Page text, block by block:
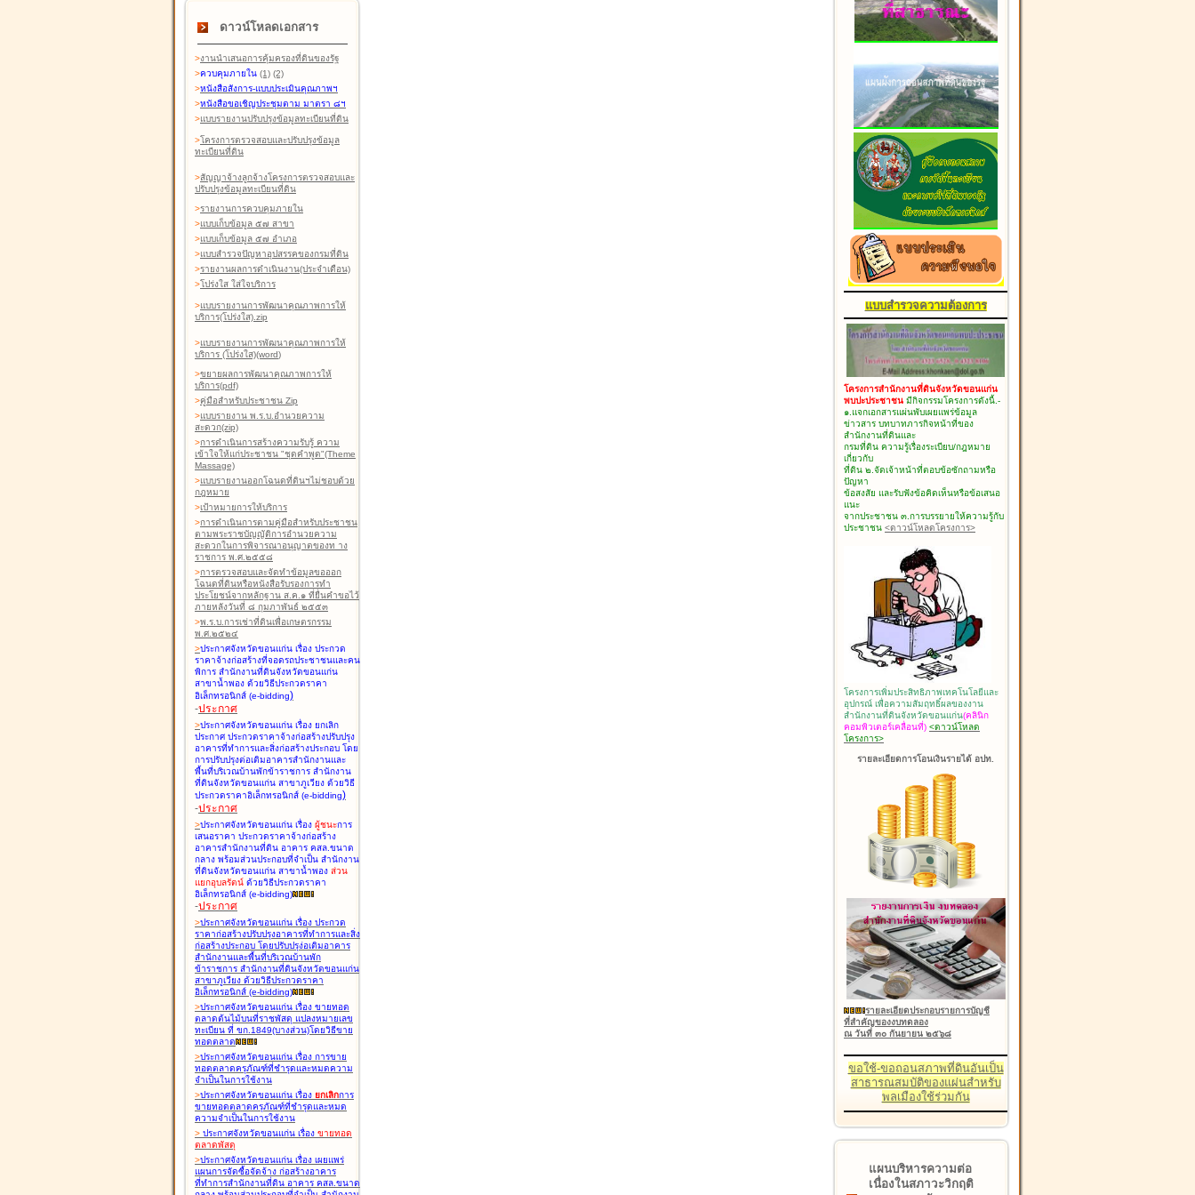
ดาวน์โหลดเอกสาร
>งานนำเสนอการคุ้มครองที่ดินของรัฐ
>ควบคุมภายใน (1) (2)
>หนังสือสังการ-แบบประเมินคุณภาพฯ
>หนังสือขอเชิญประชุมตาม มาตรา ๘ฯ
>แบบรายงานปรับปรุงข้อมูลทะเบียนที่ดิน
>โครงการตรวจสอบและปรับปรุงข้อมูล
ทะเบียนที่ดิน
>สัญญาจ้างลูกจ้างโครงการตรวจสอบและ
ปรับปรุงข้อมูลทะเบียนที่ดิน
>รายงานการควบคุมภายใน
>แบบเก็บข้อมูล ๕๗ สาขา
>แบบเก็บข้อมูล ๕๗ อำเภอ
>แบบสำรวจปัญหาอุปสรรคของกรมที่ดิน
>รายงานผลการดำเนินงาน(ประจำเดือน)
>โปร่งใส ใส่ใจบริการ
>แบบรายงานการพัฒนาคุณภาพการให้
บริการ(โปร่งใส).zip
>แบบรายงานการพัฒนาคุณภาพการให้
บริการ (โปร่งใส)(word)
>ขยายผลการพัฒนาคุณภาพการให้
บริการ(pdf)
>คู่มือสำหรับประชาชน Zip
>แบบรายงาน พ.ร.บ.อำนวยความ
สะดวก(zip)
>การดำเนินการสร้างความรับรู้ ความ
เข้าใจให้แก่ประชาชน "ชุดคำพูด"(Theme
Massage)
>แบบรายงานออกโฉนดที่ดินฯไม่ชอบด้วย
กฎหมาย
>เป้าหมายการให้บริการ
>การดำเนินการตามคู่มือสำหรับประชาชน
ตามพระราชบัญญัติการอำนวยความ
สะดวกในการพิจารณาอนุญาตของท าง
ราชการ พ.ศ.๒๕๕๘
>การตรวจสอบและจัดทำข้อมูลขอออก
โฉนดที่ดินหรือหนังสือรับรองการทำ
ประโยชน์จากหลักฐาน ส.ค.๑ ที่ยื่นคำขอไว้
ภายหลังวันที่ ๘ กุมภาพันธ์ ๒๕๕๓
>พ.ร.บ.การเช่าที่ดินเพื่อเกษตรกรรม
พ.ศ.๒๕๒๔
>ประกาศจังหวัดขอนแก่น เรื่อง ประกวด
ราคาจ้างก่อสร้างที่จอดรถประชาชนและคน
พิการ สำนักงานที่ดินจังหวัดขอนแก่น
สาขาน้ำพอง ด้วยวิธีประกวดราคา
อิเล็กทรอนิกส์ (e-bidding)
-ประกาศ
>ประกาศจังหวัดขอนแก่น เรื่อง ยกเลิก
ประกาศ ประกวดราคาจ้างก่อสร้างปรับปรุง
อาคารที่ทำการและสิ่งก่อสร้างประกอบ โดย
การปรับปรุงต่อเติมอาคารสำนักงานและ
พื้นที่บริเวณบ้านพักข้าราชการ สำนักงาน
ที่ดินจังหวัดขอนแก่น สาขาภูเวียง ด้วยวิธี
ประกวดราคาอิเล็กทรอนิกส์ (e-bidding)
-ประกาศ
>ประกาศจังหวัดขอนแก่น เรื่อง ผู้ชนะการ
เสนอราคา ประกวดราคาจ้างก่อสร้าง
อาคารสำนักงานที่ดิน อาคาร คสล.ขนาด
กลาง พร้อมส่วนประกอบที่จำเป็น สำนักงาน
ที่ดินจังหวัดขอนแก่น สาขาน้ำพอง ส่วน
แยกอุบลรัตน์ ด้วยวิธีประกวดราคา
อิเล็กทรอนิกส์ (e-bidding)
-ประกาศ
>ประกาศจังหวัดขอนแก่น เรื่อง ประกวด
ราคาก่อสร้างปรับปรุงอาคารที่ทำการและสิ่ง
ก่อสร้างประกอบ โดยปรับปรุง่อเติมอาคาร
สำนักงานและพื้นที่บริเวณบ้านพัก
ข้าราชการ สำนักงานที่ดินจังหวัดขอนแก่น
สาขาภูเวียง ด้วยวิธีประกวดราคา
อิเล็กทรอนิกส์ (e-bidding)
>ประกาศจังหวัดขอนแก่น เรื่อง ขายทอด
ตลาดต้นไม้บนที่ราชพัสดุ แปลงหมายเลข
ทะเบียน ที่ ขก.1849(บางส่วน)โดยวิธีขาย
ทอดตลาด
>ประกาศจังหวัดขอนแก่น เรื่อง การขาย
ทอดตลาดครุภัณฑ์ที่ชำรุดและหมดความ
จำเป็นในการใช้งาน
>ประกาศจังหวัดขอนแก่น เรื่อง ยกเลิกการ
ขายทอดตลาดครุภัณฑ์ที่ชำรุดและหมด
ความจำเป็นในการใช้งาน
> ประกาศจังหวัดขอนแก่น เรื่อง ขายทอด
ตลาดพัสดุ
>ประกาศจังหวัดขอนแก่น เรื่อง เผยแพร่
แผนการจัดซื้อจัดจ้าง ก่อสร้างอาคาร
ที่ทำการสำนักงานที่ดิน อาคาร คสล.ขนาด
แบบสำรวจความต้องการ
โครงการสำนักงานที่ดินจังหวัดขอนแก่น
พบปะประชาชน มีกิจกรรมโครงการดังนี้.-
๑.แจกเอกสารแผ่นพับเผยแพร่ข้อมูล
ข่าวสาร บทบาทภารกิจหน้าที่ของ
สำนักงานที่ดินและ
กรมที่ดิน ความรู้เรื่องระเบียบ/กฎหมาย
เกี่ยวกับ
ที่ดิน ๒.จัดเจ้าหน้าที่ตอบข้อซักถามหรือ
ปัญหา
ข้อสงสัย และรับฟังข้อคิดเห็นหรือข้อเสนอ
แนะ
จากประชาชน ๓.การบรรยายให้ความรู้กับ
ประชาชน <ดาวน์โหลดโครงการ>
โครงการเพิ่มประสิทธิภาพเทคโนโลยีและ
อุปกรณ์ เพื่อความสัมฤทธิ์ผลของงาน
สำนักงานที่ดินจังหวัดขอนแก่น(คลินิก
คอมพิวเตอร์เคลื่อนที่) <ดาวน์โหลด
โครงการ>
รายละเอียดการโอนเงินรายได้ อปท.
รายละเอียดประกอบรายการบัญชี
ที่สำคัญของงบทดลอง
ณ วันที่ ๓๐ กันยายน ๒๕๖๘
ขอใช้-ขอถอนสภาพที่ดินอันเป็น
สาธารณสมบัติของแผ่นสำหรับ
พลเมืองใช้ร่วมกัน
แผนบริหารความต่อ
เนื่องในสภาวะวิกฤติ